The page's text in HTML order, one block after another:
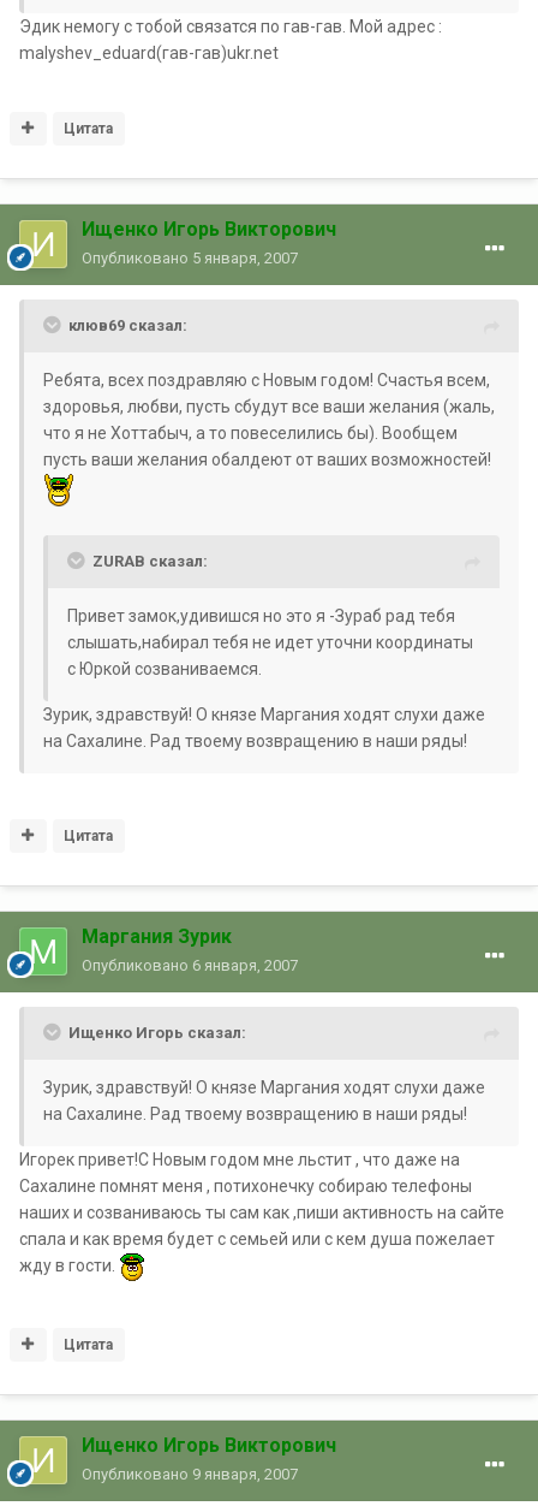
Эдик немогу с тобой связатся по гав-гав. Мой адрес :
malyshev_eduard(гав-гав)ukr.net
Цитата
Ищенко Игорь Викторович
Опубликовано 5 января, 2007
клюв69 сказал:
Ребята, всех поздравляю с Новым годом! Счастья всем,
здоровья, любви, пусть сбудут все ваши желания (жаль,
что я не Хоттабыч, а то повеселились бы). Вообщем
пусть ваши желания обалдеют от ваших возможностей!
ZURAB сказал:
Привет замок,удивишся но это я -Зураб рад тебя
слышать,набирал тебя не идет уточни координаты
с Юркой созваниваемся.
Зурик, здравствуй! О князе Маргания ходят слухи даже
на Сахалине. Рад твоему возвращению в наши ряды!
Цитата
Маргания Зурик
Опубликовано 6 января, 2007
Ищенко Игорь сказал:
Зурик, здравствуй! О князе Маргания ходят слухи даже
на Сахалине. Рад твоему возвращению в наши ряды!
Игорек привет!С Новым годом мне льстит , что даже на
Сахалине помнят меня , потихонечку собираю телефоны
наших и созваниваюсь ты сам как ,пиши активность на сайте
спала и как время будет с семьей или с кем душа пожелает
жду в гости.
Цитата
Ищенко Игорь Викторович
Опубликовано 9 января, 2007